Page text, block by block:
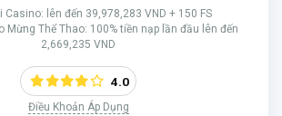
Casino: lên đến 39,978,283 VND + 150 FS
Mừng Thể Thao: 100% tiền nạp lần đầu lên đến
2,669,235 VND
4.0
Điều Khoản Áp Dụng